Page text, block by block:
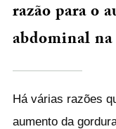
razão para o
abdominal na
Há várias razões
aumento da